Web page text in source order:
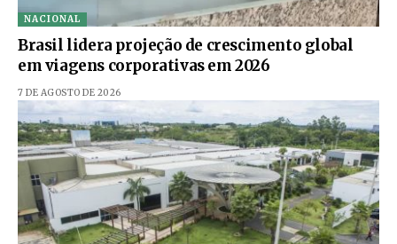
NACIONAL
Brasil lidera projeção de crescimento global
em viagens corporativas em 2026
7 DE AGOSTO DE 2026